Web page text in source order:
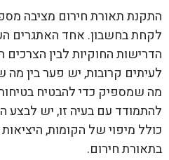
התקנת תאורת חירום מציבה
לקחת בחשבון. אחד האתגרים
הדרישות החוקיות לבין
לעיתים קרובות, יש פער בין מה
מה שמספיק כדי להבטיח
להתמודד עם בעיה זו, יש לבצע
כולל מיפוי של הקומות,
בתאורת חירום.